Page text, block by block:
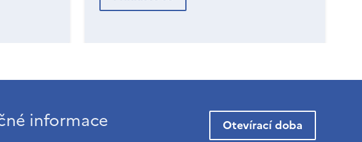
informace Otevírací doba